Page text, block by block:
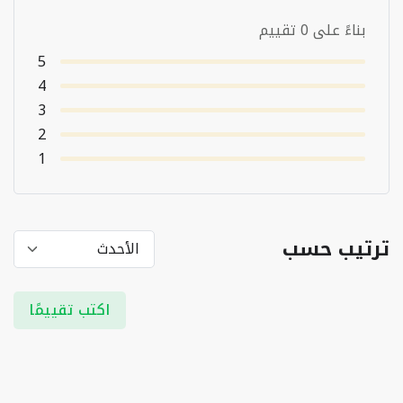
بناءً على 0 تقييم
5
4
3
2
1
ترتيب حسب
اكتب تقييمًا